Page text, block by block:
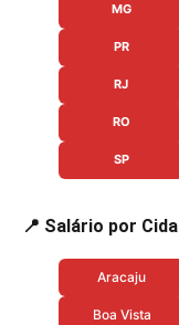
MG
PR
RJ
RO
SP
📍 Salário por
Aracaju
Boa Vista